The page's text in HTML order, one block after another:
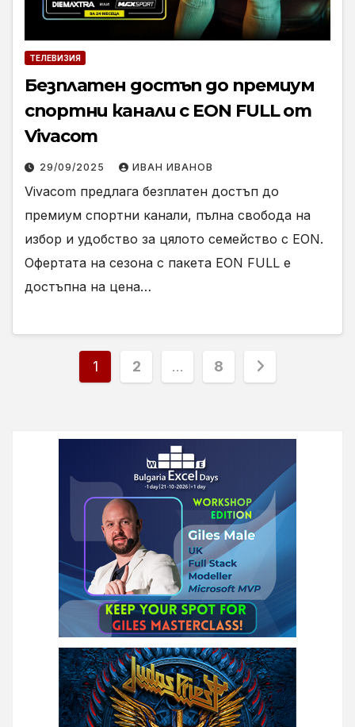
ТЕЛЕВИЗИЯ
Безплатен достъп до премиум
спортни канали с EON FULL от
Vivacom
29/09/2025 ИВАН ИВАНОВ
Vivacom предлага безплатен достъп до
премиум спортни канали, пълна свобода на
избор и удобство за цялото семейство с EON.
Офертата на сезона с пакета EON FULL е
достъпна на цена…
Разделяне
публикациите
страници
1 2 … 8